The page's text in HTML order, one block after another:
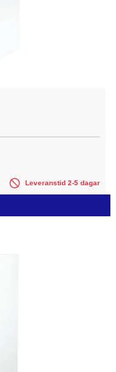
Leveranstid 2-5 dagar